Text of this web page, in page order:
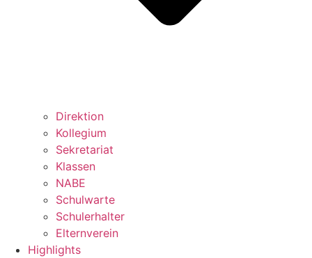
Direktion
Kollegium
Sekretariat
Klassen
NABE
Schulwarte
Schulerhalter
Elternverein
Highlights